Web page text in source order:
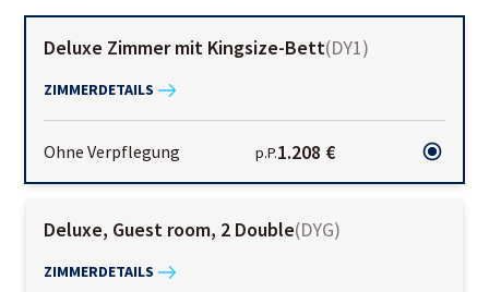
Deluxe Zimmer mit Kingsize-Bett(DY1)
ZIMMERDETAILS
Ohne Verpflegung p.P.1.208 €
Deluxe, Guest room, 2 Double(DYG)
ZIMMERDETAILS